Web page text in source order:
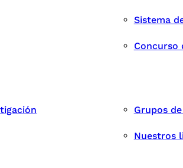
Sistema
Concurso
Grupos
Nuestros